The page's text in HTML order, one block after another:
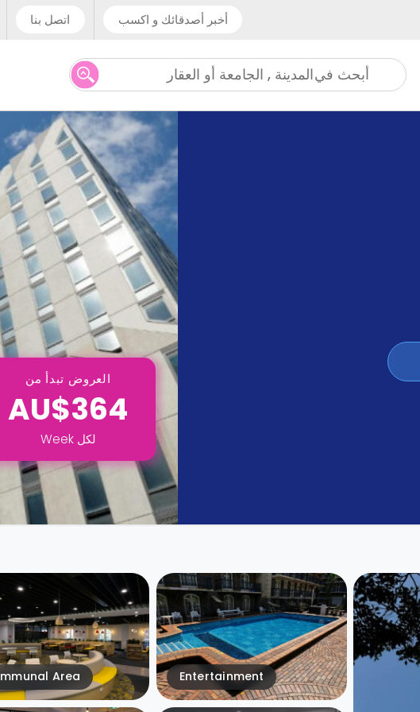
أخبر أصدقائك و اكسب اتصل بنا
أبحث فيالمدينة , الجامعة أو العقار
العروض تبدأ من
AU$364
لكل Week
Entertainment
Area